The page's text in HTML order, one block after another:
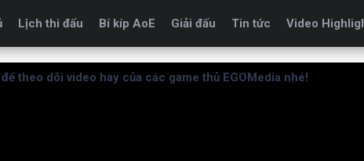
Lịch thi đấu Bí kíp AoE Giải đấu Tin tức Video
theo dõi video hay của các game thủ EGOMedia nhé!